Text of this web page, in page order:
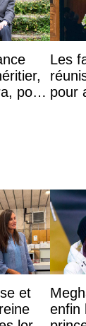
pour
Les
pour
et
enfin